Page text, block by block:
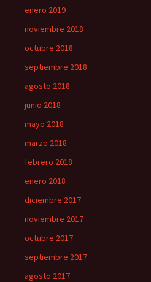
enero 2019
noviembre 2018
octubre 2018
septiembre 2018
agosto 2018
junio 2018
mayo 2018
marzo 2018
febrero 2018
enero 2018
diciembre 2017
noviembre 2017
octubre 2017
septiembre 2017
agosto 2017